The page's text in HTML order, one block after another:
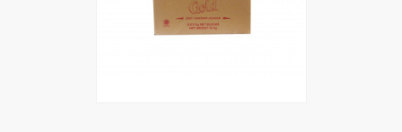
PARAMARTA Loyalty Point